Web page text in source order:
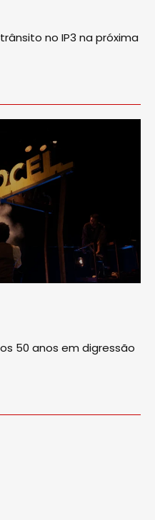
no IP3 na próxima
50 anos em digressão